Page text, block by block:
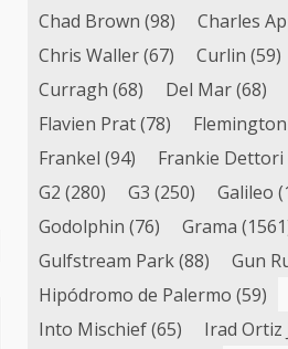
Chad Brown (98) Charles
Chris Waller(67) Curlin (59)
Curragh (68) Del Mar(68)
Flavien Prat(78) Flemington
Frankel (94) Frankie Dettori
G2 (280) G3 (250) Galileo
Godolphin (76) Grama
Gulfstream Park(88) Gun
Hipódromo de Palermo (59)
Into Mischief(65) Irad Ortiz